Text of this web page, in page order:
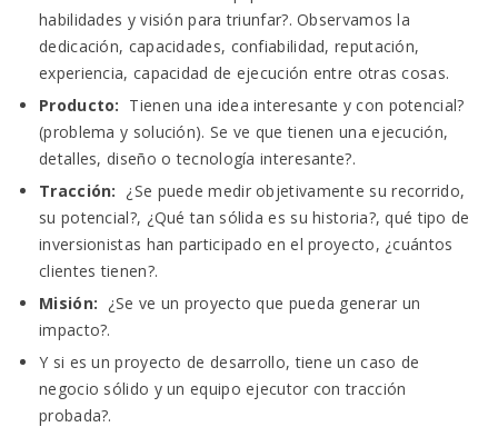
habilidades y visión para triunfar?. Observamos la
dedicación, capacidades, confiabilidad, reputación,
experiencia, capacidad de ejecución entre otras cosas.
Producto: Tienen una idea interesante y con potencial?
(problema y solución). Se ve que tienen una ejecución,
detalles, diseño o tecnología interesante?.
Tracción: ¿Se puede medir objetivamente su recorrido,
su potencial?, ¿Qué tan sólida es su historia?, qué tipo de
inversionistas han participado en el proyecto, ¿cuántos
clientes tienen?.
Misión: ¿Se ve un proyecto que pueda generar un
impacto?.
Y si es un proyecto de desarrollo, tiene un caso de
negocio sólido y un equipo ejecutor con tracción
probada?.